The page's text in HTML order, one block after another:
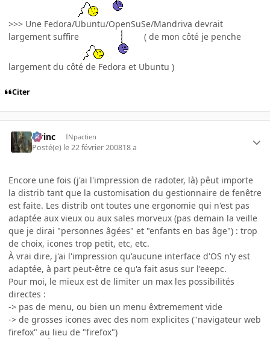
>>> Une Fedora/Ubuntu/OpenSuSe/Mandriva devrait
largement suffire
( de mon côté je penche
largement du côté de Fedora et Ubuntu )
Citer
lorinc INpactien
Posté(e) le 22 février 200818 a
Encore une fois (j'ai l'impression de radoter, là) pêut importe
la distrib tant que la customisation du gestionnaire de fenêtre
est faite. Les distrib ont toutes une ergonomie qui n'est pas
adaptée aux vieux ou aux sales morveux (pas demain la veille
que je dirai "personnes âgées" et "enfants en bas âge") : trop
de choix, icones trop petit, etc, etc.
À vrai dire, j'ai l'impression qu'aucune interface d'OS n'y est
adaptée, à part peut-être ce qu'a fait asus sur l'eeepc.
Pour moi, le mieux est de limiter un max les possibilités
directes :
-> pas de menu, ou bien un menu êxtremement vide
-> de grosses icones avec des nom explicites ("navigateur web
firefox" au lieu de "firefox")